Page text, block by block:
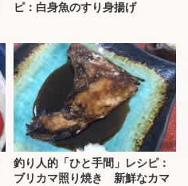
ピ：白身魚のすり身揚げ
釣り人的「ひと手間」レシピ：
ブリカマ照り焼き 新鮮なカマ